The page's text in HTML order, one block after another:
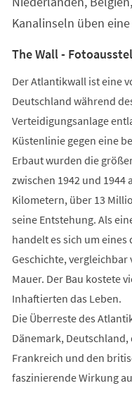
Kanalinseln üben
The Wall -
Der Atlantikwall ist eine
Deutschland während
Verteidigungsanlage
Küstenlinie gegen eine
Erbaut wurden die
zwischen 1942 und 1944
Kilometern, über 13
seine Entstehung. Als
handelt es sich um
Geschichte,
Mauer. Der Bau kostete
Inhaftierten das Leben.
Die Überreste des
Dänemark,
Frankreich und den
faszinierende Wirkung